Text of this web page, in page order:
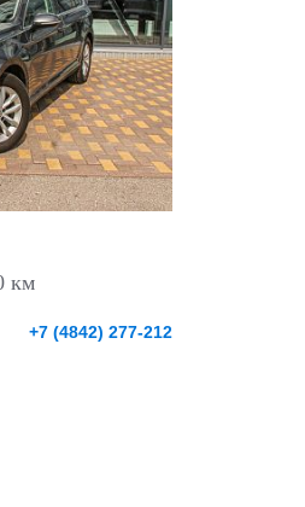
км
+7 (4842) 277-212